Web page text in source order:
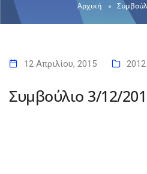
Αρχική
12 Απριλίου, 2015 2012
Συμβούλιο 3/12/